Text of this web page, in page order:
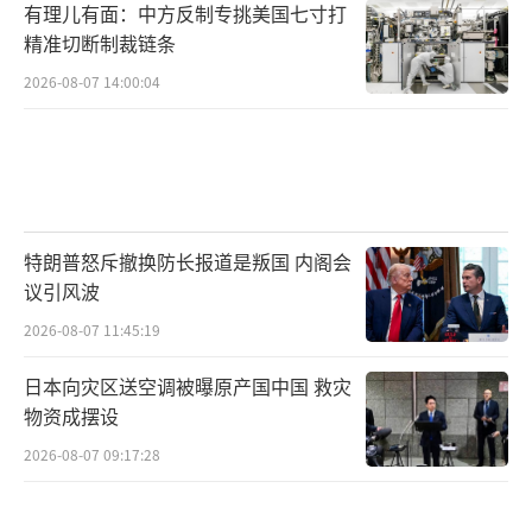
有理儿有面：中方反制专挑美国七寸打
精准切断制裁链条
2026-08-07 14:00:04
特朗普怒斥撤换防长报道是叛国 内阁会
议引风波
2026-08-07 11:45:19
日本向灾区送空调被曝原产国中国 救灾
物资成摆设
2026-08-07 09:17:28